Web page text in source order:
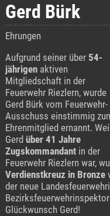
Gerd Bürk
Ehrungen
Aufgrund seiner über 54-
jährigenaktiven
Mitgliedschaft in der
Feuerwehr Riezlern, wurde
Gerd Bürk vom Feuerwehr-
Ausschuss einstimmig
Ehrenmitglied ernannt.
Gerd über 41 Jahre
Zugskommandant in der
Feuerwehr Riezlern war,
Verdienstkreuz in Bronze
der neue
Glückwunsch Gerd!